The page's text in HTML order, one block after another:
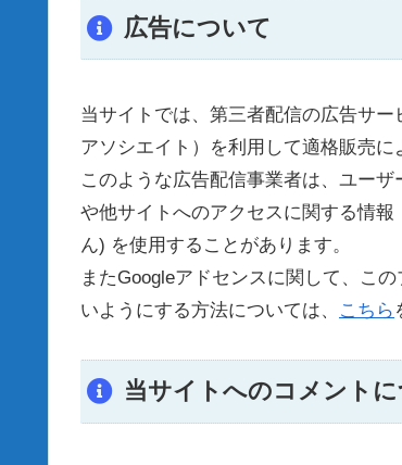
広告について
当サイトでは、第三者配信の広告サ
アソシエイト）を利用して適格販売に
このような広告配信事業者は、ユー
や他サイトへのアクセスに関する情
ん) を使用することがあります。
またGoogleアドセンスに関して、こ
いようにする方法については、
こちら
当サイトへのコメント